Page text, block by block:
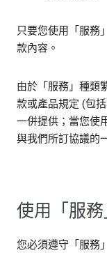
只要您使用「服務
款內容。
由於「服務」種類
款或產品規定 (包
一併提供；當您使
與我們所訂協議的
使用「服務
您必須遵守「服務